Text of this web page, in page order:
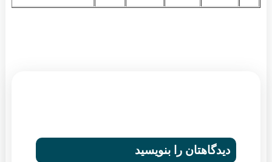
دیدگاهتان را بنویسید